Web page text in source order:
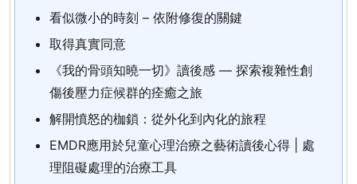
看似微小的時刻 – 依附修復的關鍵
取得真實同意
《我的骨頭知曉一切》讀後感 — 探索複雜性創
傷後壓力症候群的痊癒之旅
解開憤怒的枷鎖：從外化到內化的旅程
EMDR應用於兒童心理治療之藝術讀後心得 | 處
理阻礙處理的治療工具